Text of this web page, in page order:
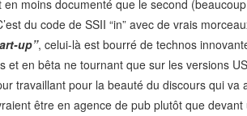
moins documenté que le second
du code de SSII “in” avec de vrais
up”, celui-là est bourré de technos
et en bêta ne tournant que sur les versions
travaillant pour la beauté du discours qui va
être en agence de pub plutôt que